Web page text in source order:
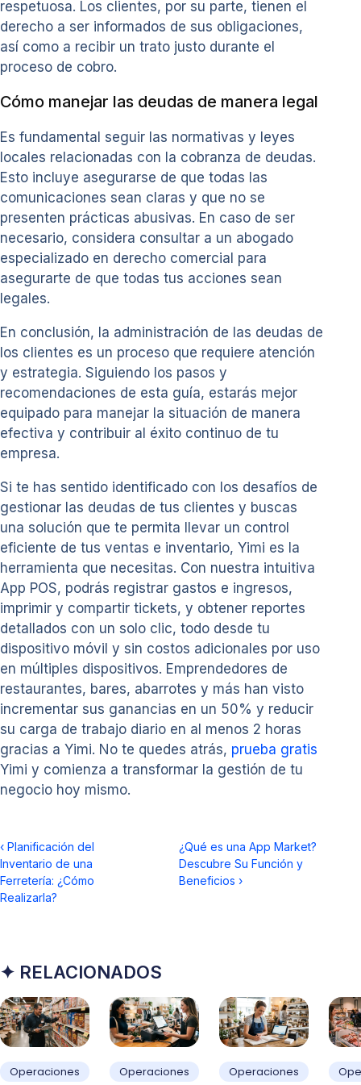
respetuosa. Los clientes, por su parte, tienen el
derecho a ser informados de sus obligaciones,
así como a recibir un trato justo durante el
proceso de cobro.
Cómo manejar las deudas de manera legal
Es fundamental seguir las normativas y leyes
locales relacionadas con la cobranza de deudas.
Esto incluye asegurarse de que todas las
comunicaciones sean claras y que no se
presenten prácticas abusivas. En caso de ser
necesario, considera consultar a un abogado
especializado en derecho comercial para
asegurarte de que todas tus acciones sean
legales.
En conclusión, la administración de las deudas de
los clientes es un proceso que requiere atención
y estrategia. Siguiendo los pasos y
recomendaciones de esta guía, estarás mejor
equipado para manejar la situación de manera
efectiva y contribuir al éxito continuo de tu
empresa.
Si te has sentido identificado con los desafíos de
gestionar las deudas de tus clientes y buscas
una solución que te permita llevar un control
eficiente de tus ventas e inventario, Yimi es la
herramienta que necesitas. Con nuestra intuitiva
App POS, podrás registrar gastos e ingresos,
imprimir y compartir tickets, y obtener reportes
detallados con un solo clic, todo desde tu
dispositivo móvil y sin costos adicionales por uso
en múltiples dispositivos. Emprendedores de
restaurantes, bares, abarrotes y más han visto
incrementar sus ganancias en un 50% y reducir
su carga de trabajo diario en al menos 2 horas
gracias a Yimi. No te quedes atrás, prueba gratis
Yimi y comienza a transformar la gestión de tu
negocio hoy mismo.
‹ Planificación del
Inventario de una
Ferretería: ¿Cómo
Realizarla?
¿Qué es una App Market?
Descubre Su Función y
Beneficios ›
✦ RELACIONADOS
Operaciones Operaciones Operaciones